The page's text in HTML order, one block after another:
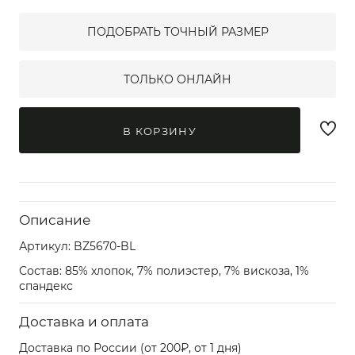
ПОДОБРАТЬ ТОЧНЫЙ РАЗМЕР
ТОЛЬКО ОНЛАЙН
В КОРЗИНУ
Описание
Артикул: BZ5670-BL
Состав: 85% хлопок, 7% полиэстер, 7% вискоза, 1%
спандекс
Доставка и оплата
Доставка по России (от 200₽, от 1 дня)